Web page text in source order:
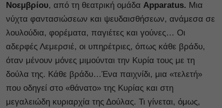
Νοεμβρίου, από τη θεατρική ομάδα Apparatus. Μια
νύχτα φαντασιώσεων και ψευδαισθήσεων, ανάμεσα σε
λουλούδια, φορέματα, παγιέτες και γούνες… Οι
αδερφές Λεμερσιέ, οι υπηρέτριες, όπως κάθε βράδυ,
όταν μένουν μόνες μιμούνται την Κυρία τους με τη
δούλα της. Κάθε βράδυ…Ένα παιχνίδι, μια «τελετή»
που οδηγεί στο «θάνατο» της Κυρίας και στη
μεγαλειώδη κυριαρχία της Δούλας. Τι γίνεται, όμως,